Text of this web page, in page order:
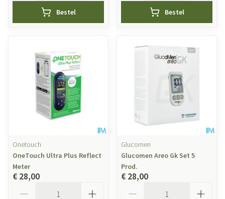
Bestel Bestel
Onetouch
OneTouch Ultra Plus Reflect
Meter
€ 28,00
Glucomen
Glucomen Areo Gk Set 5
Prod.
€ 28,00